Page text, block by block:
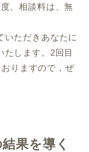
、相談料は、無
いただきあなたに
たします。2回目
りますので，ぜ
果を導く